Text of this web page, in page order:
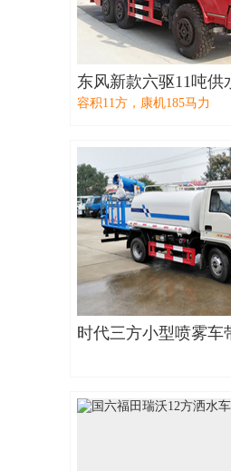
东风新款六驱11吨供
容积11方，康机185马力
时代三方小型喷雾车